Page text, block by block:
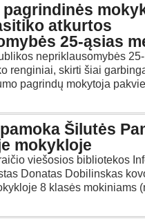
pagrindinės
atkurtos
25-ąsias
nepriklausomybės
renginiai, skirti šiai
pagrindų mokytoja
Šilutės
mokykloje
viešosios bibliotekos
Donatas Dobilinskas
8 klasės mokiniams